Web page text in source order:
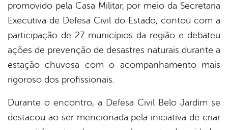
promovido pela Casa Militar, por meio da Secretaria
Executiva de Defesa Civil do Estado, contou com a
participação de 27 municípios da região e debateu
ações de prevenção de desastres naturais durante a
estação chuvosa com o acompanhamento mais
rigoroso dos profissionais.
Durante o encontro, a Defesa Civil Belo Jardim se
destacou ao ser mencionada pela iniciativa de criar